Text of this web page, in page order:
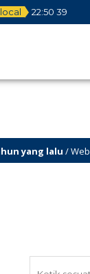
local 22:50 40
lalu/ Website